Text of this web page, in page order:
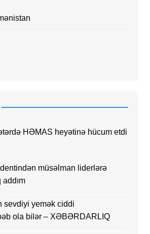
HƏMAS heyətinə hücum etdi
müsəlman liderlərə
sevdiyi yemək ciddi
ola bilər – XƏBƏRDARLIQ